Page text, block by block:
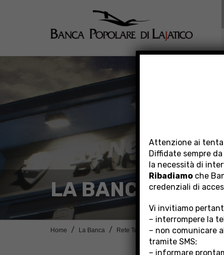
LA BANCA
Home La Banca Rete Territoriale Filiale Lajatico
Attenzione ai
Diffidate sempre
la necessità di
Ribadiamoche
credenziali di
Vi invitiamo
– interrompere la
– non comunicare
tramite SMS;
– informare